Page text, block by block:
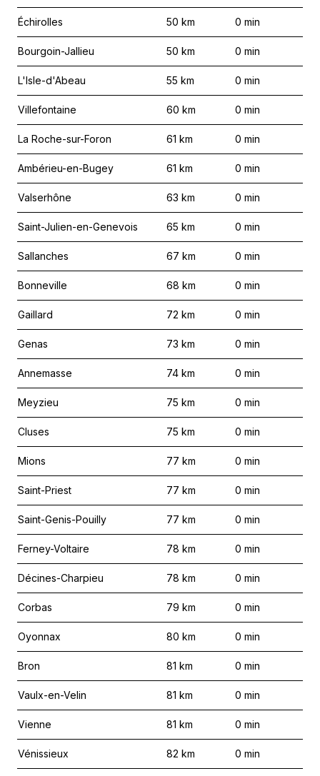
Échirolles 50 km 0 min
Bourgoin-Jallieu 50 km 0 min
L'Isle-d'Abeau 55 km 0 min
Villefontaine 60 km 0 min
La Roche-sur-Foron 61 km 0 min
Ambérieu-en-Bugey 61 km 0 min
Valserhône 63 km 0 min
Saint-Julien-en-Genevois 65 km 0 min
Sallanches 67 km 0 min
Bonneville 68 km 0 min
Gaillard 72 km 0 min
Genas 73 km 0 min
Annemasse 74 km 0 min
Meyzieu 75 km 0 min
Cluses 75 km 0 min
Mions 77 km 0 min
Saint-Priest 77 km 0 min
Saint-Genis-Pouilly 77 km 0 min
Ferney-Voltaire 78 km 0 min
Décines-Charpieu 78 km 0 min
Corbas 79 km 0 min
Oyonnax 80 km 0 min
Bron 81 km 0 min
Vaulx-en-Velin 81 km 0 min
Vienne 81 km 0 min
Vénissieux 82 km 0 min